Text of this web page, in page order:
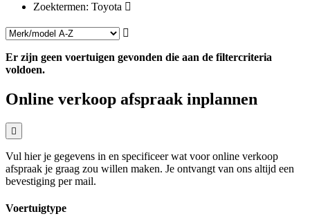
Zoektermen: Toyota
Er zijn geen voertuigen gevonden die aan de filtercriteria
voldoen.
Online verkoop afspraak inplannen
Vul hier je gegevens in en specificeer wat voor online verkoop
afspraak je graag zou willen maken. Je ontvangt van ons altijd een
bevestiging per mail.
Voertuigtype